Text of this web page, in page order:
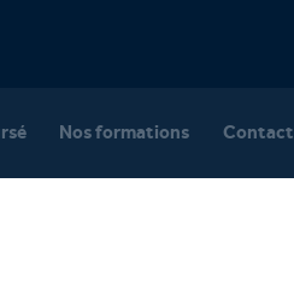
Nos formations Contact